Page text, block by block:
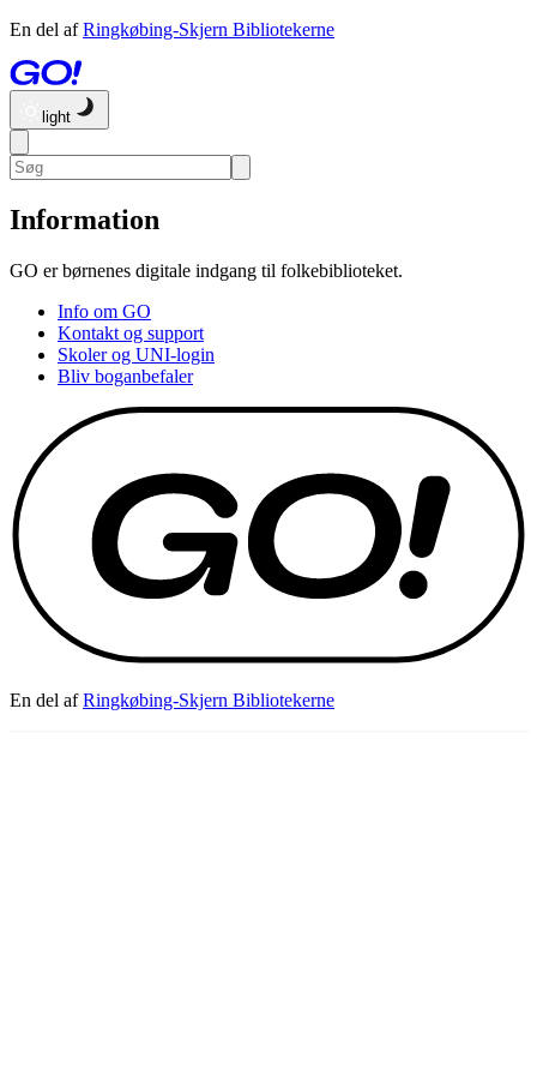
En del af Ringkøbing-Skjern Bibliotekerne
light
Information
GO er børnenes digitale indgang til folkebiblioteket.
Info om GO
Kontakt og support
Skoler og UNI-login
Bliv boganbefaler
En del af Ringkøbing-Skjern Bibliotekerne